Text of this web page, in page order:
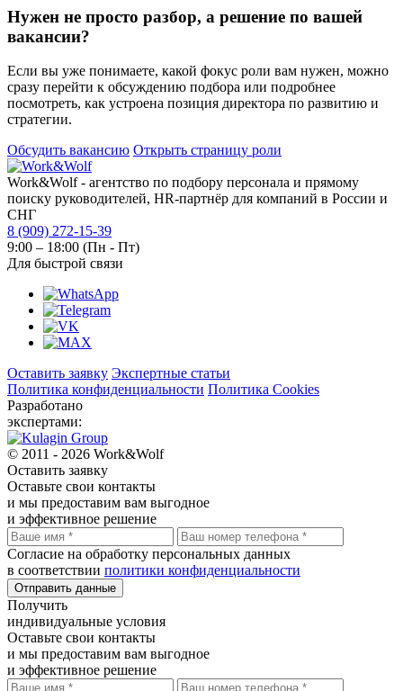
Нужен не просто разбор, а решение по вашей
вакансии?
Если вы уже понимаете, какой фокус роли вам нужен, можно
сразу перейти к обсуждению подбора или подробнее
посмотреть, как устроена позиция директора по развитию и
стратегии.
Обсудить вакансию Открыть страницу роли
Work&Wolf - агентство по подбору персонала и прямому
поиску руководителей, HR-партнёр для компаний в России и
СНГ
8 (909) 272-15-39
9:00 – 18:00 (Пн - Пт)
Для быстрой связи
Оставить заявку Экспертные статьи
Политика конфиденциальности Политика Cookies
Разработано
экспертами:
© 2011 - 2026 Work&Wolf
Оставить заявку
Оставьте свои контакты
и мы предоставим вам выгодное
и эффективное решение
Согласие на обработку персональных данных
в соответствии политики конфиденциальности
Отправить данные
Получить
индивидуальные условия
Оставьте свои контакты
и мы предоставим вам выгодное
и эффективное решение